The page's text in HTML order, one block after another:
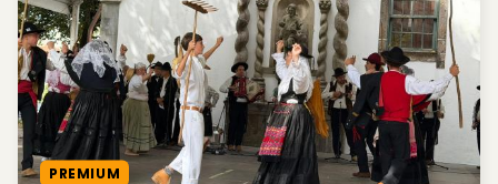
PREMIUM